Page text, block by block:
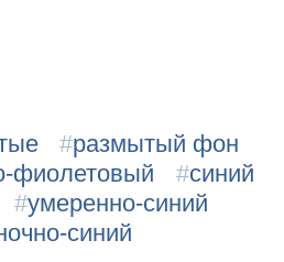
#размытый фон
фиолетовый #синий
#умеренно-синий
синий